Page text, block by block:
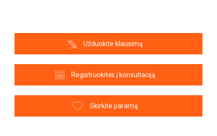
Užduokite klausimą
Registruokitės į konsultaciją
Skirkite paramą